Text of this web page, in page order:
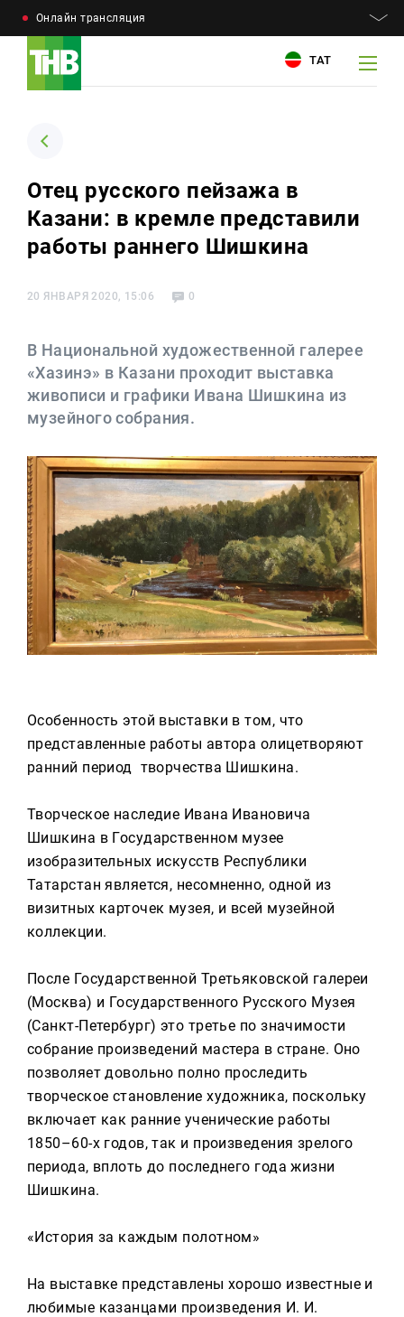
Онлайн трансляция
ТАТ
Например: Минниханов, 7 дней, телепрограмма
Новости
Телепроекты
Телепрограмма
О компании
Для связи
+7 (843) 570−50−00
reception@tnvtv.ru
Например: Минниханов, 7 дней, телепрограмма
Для связи
Отец русского пейзажа в
Казани: в кремле представили
работы раннего Шишкина
20 ЯНВАРЯ 2020, 15:06 0
В Национальной художественной галерее
«Хазинэ» в Казани проходит выставка
живописи и графики Ивана Шишкина из
музейного собрания.
Особенность этой выставки в том, что
представленные работы автора олицетворяют
ранний период творчества Шишкина.
Творческое наследие Ивана Ивановича
Шишкина в Государственном музее
изобразительных искусств Республики
Татарстан является, несомненно, одной из
визитных карточек музея, и всей музейной
коллекции.
После Государственной Третьяковской галереи
(Москва) и Государственного Русского Музея
(Санкт-Петербург) это третье по значимости
собрание произведений мастера в стране. Оно
позволяет довольно полно проследить
творческое становление художника, поскольку
включает как ранние ученические работы
1850–60-х годов, так и произведения зрелого
периода, вплоть до последнего года жизни
Шишкина.
«История за каждым полотном»
На выставке представлены хорошо известные и
любимые казанцами произведения И. И.